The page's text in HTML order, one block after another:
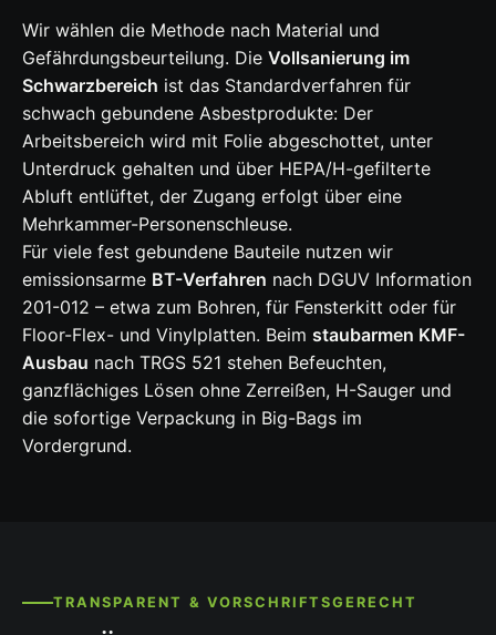
Wir wählen die Methode nach Material und
Gefährdungsbeurteilung. Die Vollsanierung im
Schwarzbereich ist das Standardverfahren für
schwach gebundene Asbestprodukte: Der
Arbeitsbereich wird mit Folie abgeschottet, unter
Unterdruck gehalten und über HEPA/H-gefilterte
Abluft entlüftet, der Zugang erfolgt über eine
Mehrkammer-Personenschleuse.
Für viele fest gebundene Bauteile nutzen wir
emissionsarme BT-Verfahren nach DGUV Information
201-012 – etwa zum Bohren, für Fensterkitt oder für
Floor-Flex- und Vinylplatten. Beim staubarmen KMF-
Ausbau nach TRGS 521 stehen Befeuchten,
ganzflächiges Lösen ohne Zerreißen, H-Sauger und
die sofortige Verpackung in Big-Bags im
Vordergrund.
TRANSPARENT & VORSCHRIFTSGERECHT